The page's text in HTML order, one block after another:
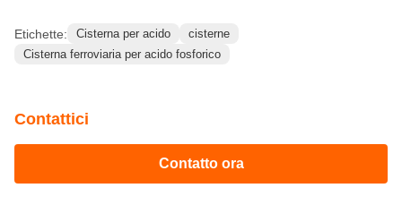
Etichette: Cisterna per acido
cisterne
Cisterna ferroviaria per acido fosforico
Contattici
Contatto ora